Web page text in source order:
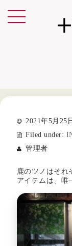
2021年5月25
Filed under:
管理者
鹿のツノはそれ
アイテムは、唯